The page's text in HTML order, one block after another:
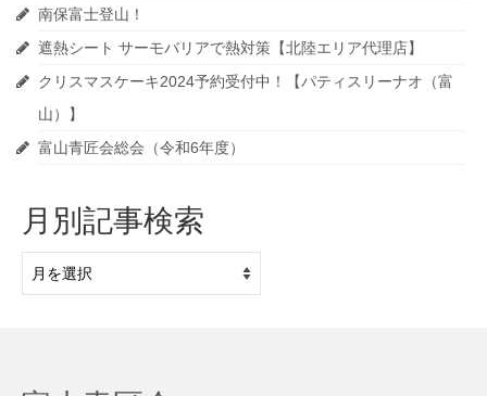
南保富士登山！
遮熱シート サーモバリアで熱対策【北陸エリア代理店】
クリスマスケーキ2024予約受付中！【パティスリーナオ（富
山）】
富山青匠会総会（令和6年度）
月別記事検索
別